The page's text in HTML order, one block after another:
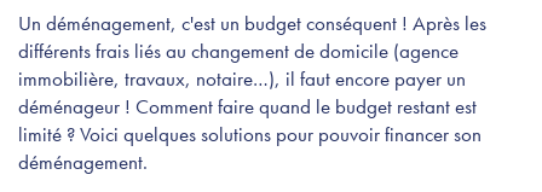
Un déménagement, c'est un budget conséquent ! Après les
différents frais liés au changement de domicile (agence
immobilière, travaux, notaire…), il faut encore payer un
déménageur ! Comment faire quand le budget restant est
limité ? Voici quelques solutions pour pouvoir financer son
déménagement.